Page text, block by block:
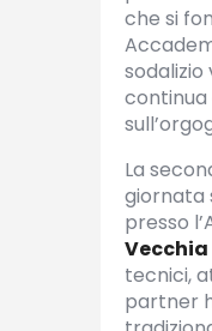
che si
continua
La
giornata
presso
Vecchia
tecnici,
partner